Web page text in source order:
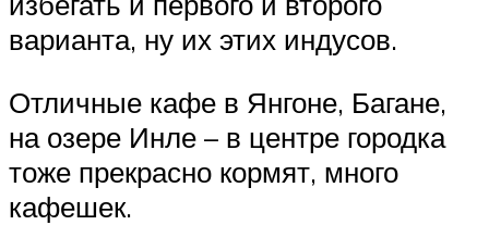
варианта, ну их этих индусов.
Отличные кафе в Янгоне, Багане,
на озере Инле – в центре городка
тоже прекрасно кормят, много
кафешек.